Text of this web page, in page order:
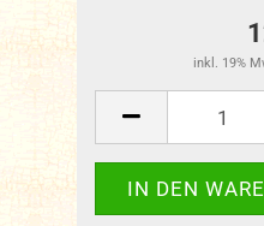
inkl. 19%